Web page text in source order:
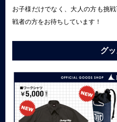
お子様だけでなく、大人の方も挑
戦者の方をお待ちしています！
グ